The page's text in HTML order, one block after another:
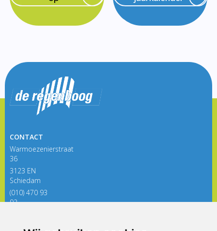
CONTACT
Warmoezenierstraat
36
3123 EN
Schiedam
(010) 470 93
92